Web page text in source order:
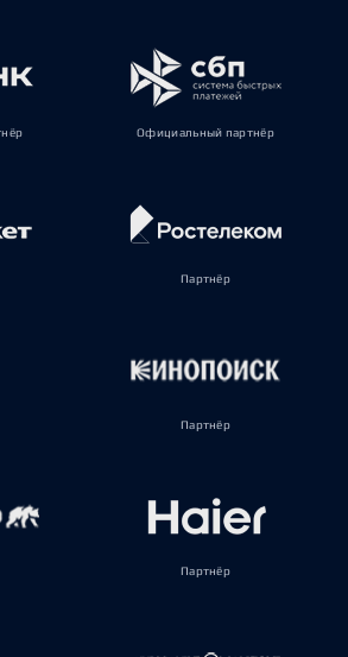
Официальный партнёр
Партнёр
Партнёр
Партнёр